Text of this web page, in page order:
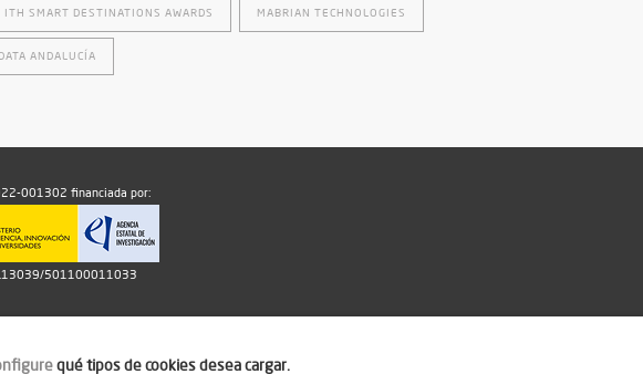
ITH SMART DESTINATIONS AWARDS MABRIAN TECHNOLOGIES
ANDALUCÍA
001302 financiada por:
501100011033
qué tipos de cookies desea cargar.